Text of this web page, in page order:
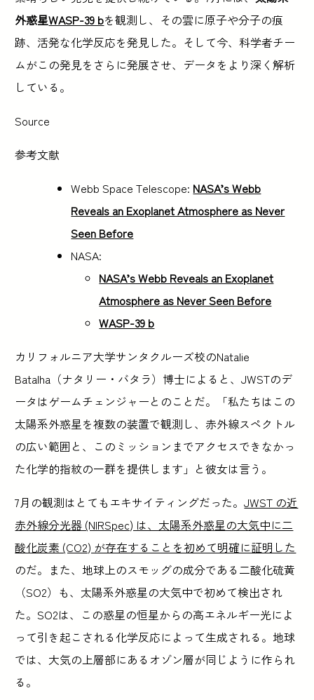
外惑星WASP-39 bを観測し、その雲に原子や分子の痕
跡、活発な化学反応を発見した。そして今、科学者チー
ムがこの発見をさらに発展させ、データをより深く解析
している。
Source
参考文献
Webb Space Telescope: NASA’s Webb
Reveals an Exoplanet Atmosphere as Never
Seen Before
NASA:
NASA’s Webb Reveals an Exoplanet
Atmosphere as Never Seen Before
WASP-39 b
カリフォルニア大学サンタクルーズ校のNatalie
Batalha（ナタリー・バタラ）博士によると、JWSTのデ
ータはゲームチェンジャーとのことだ。「私たちはこの
太陽系外惑星を複数の装置で観測し、赤外線スペクトル
の広い範囲と、このミッションまでアクセスできなかっ
た化学的指紋の一群を提供します」と彼女は言う。
7月の観測はとてもエキサイティングだった。JWST の近
赤外線分光器 (NIRSpec) は、太陽系外惑星の大気中に二
酸化炭素 (CO2) が存在することを初めて明確に証明した
のだ。また、地球上のスモッグの成分である二酸化硫黄
（SO2）も、太陽系外惑星の大気中で初めて検出され
た。SO2は、この惑星の恒星からの高エネルギー光によ
って引き起こされる化学反応によって生成される。地球
では、大気の上層部にあるオゾン層が同じように作られ
る。